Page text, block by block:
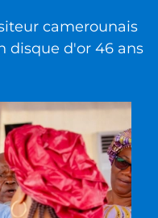
camerounais
disque d'or 46 ans